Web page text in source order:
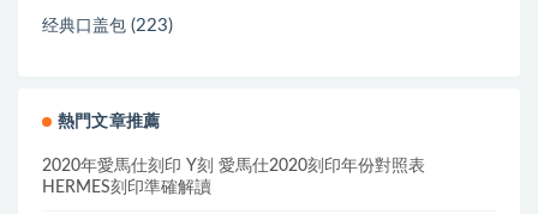
经典口盖包 (223)
熱門文章推薦
2020年愛馬仕刻印 Y刻 愛馬仕2020刻印年份對照表
HERMES刻印準確解讀